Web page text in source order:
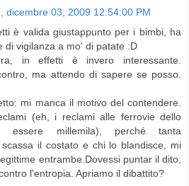
dicembre 03, 2009 12:54:00 PM
è valida giustappunto per i bimbi, ha
di vigilanza a mo' di patate :D
in effetti è invero interessante.
ma attendo di sapere se posso.
mi manca il motivo del contendere.
(eh, i reclami alle ferrovie dello
essere millemila), perché tanta
il costato e chi lo blandisce, mi
entrambe.Dovessi puntar il dito,
l'entropia. Apriamo il dibattito?